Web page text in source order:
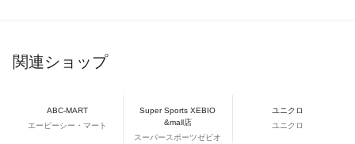
関連ショップ
ABC-MART
エービーシー・マート
Super Sports XEBIO
&mall店
スーパースポーツゼビオ
ユニクロ
ユニクロ